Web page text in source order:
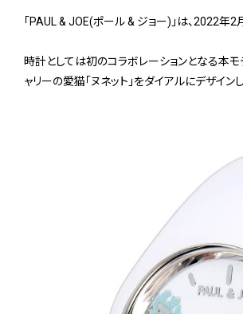
「PAUL & JOE(ポール & ジョー)」は、2022年2
時計としては初のコラボレーションとなる本モ
ャリーの愛猫「ヌネット」をダイアルにデザイン